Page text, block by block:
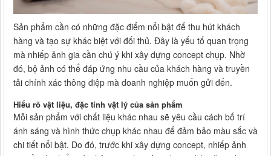
Sản phẩm cần có những đặc điểm nổi bật để thu hút khách
hàng và tạo sự khác biệt với đối thủ. Đây là yếu tố quan trọng
mà nhiếp ảnh gia cần chú ý khi xây dựng concept chụp. Nhờ
đó, bộ ảnh có thể đáp ứng nhu cầu của khách hàng và truyền
tải chính xác thông điệp mà doanh nghiệp muốn gửi đến.
Hiểu rõ vật liệu, đặc tính vật lý của sản phẩm
Mỗi sản phẩm với chất liệu khác nhau sẽ yêu cầu cách bố trí
ánh sáng và hình thức chụp khác nhau để đảm bảo màu sắc và
chi tiết nổi bật. Do đó, trước khi xây dựng concept, nhiếp ảnh